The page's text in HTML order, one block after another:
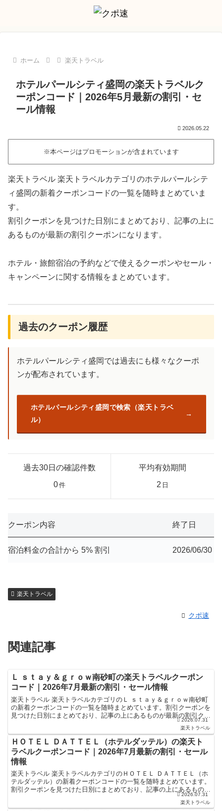
ホーム 楽天トラベル
ホテルパールシティ盛岡の楽天トラベルク
ーポンコード｜2026年5月最新の割引・セ
ール情報
2026.05.22
※本ページはプロモーションが含まれています
楽天トラベル 楽天トラベルカテゴリのホテルパールシテ
ィ盛岡の新着クーポンコードの一覧を随時まとめていま
す。
割引クーポンを見つけた日別にまとめており、記事の上に
あるものが最新の割引クーポンになります。
ホテル・旅館宿泊の予約などで使えるクーポンやセール・
キャンペーンに関する情報をまとめています。
過去のクーポン履歴
ホテルパールシティ盛岡では過去にも様々なクーポ
ンが配布されています。
ホテルパールシティ盛岡で検索（楽天トラベ
ル）
過去30日の確認件数
0件
平均有効期間
2 日
クーポン内容 終了日
宿泊料金の合計から 5% 割引 2026/06/30
楽天トラベル
クポ速
関連記事
Ｌ ｓｔａｙ＆ｇｒｏｗ南砂町の楽天トラベルクーポン
コード｜2026年7月最新の割引・セール情報
楽天トラベル 楽天トラベルカテゴリのＬ ｓｔａｙ＆ｇｒｏｗ南砂町
の新着クーポンコードの一覧を随時まとめています。割引クーポンを
見つけた日別にまとめており、記事の上にあるものが最新の割引クー
ポンになります。ホテル・旅館宿泊の予約などで使えるク...2026.07.31
楽天トラベル
ＨＯＴＥＬ ＤＡＴＴＥＬ（ホテルダッテル）の楽天ト
ラベルクーポンコード｜2026年7月最新の割引・セール
情報
楽天トラベル 楽天トラベルカテゴリのＨＯＴＥＬ ＤＡＴＴＥＬ（ホ
テルダッテル）の新着クーポンコードの一覧を随時まとめています。
割引クーポンを見つけた日別にまとめており、記事の上にあるものが
最新の割引クーポンになります。ホテル・旅館宿泊の予約...2026.07.31
楽天トラベル